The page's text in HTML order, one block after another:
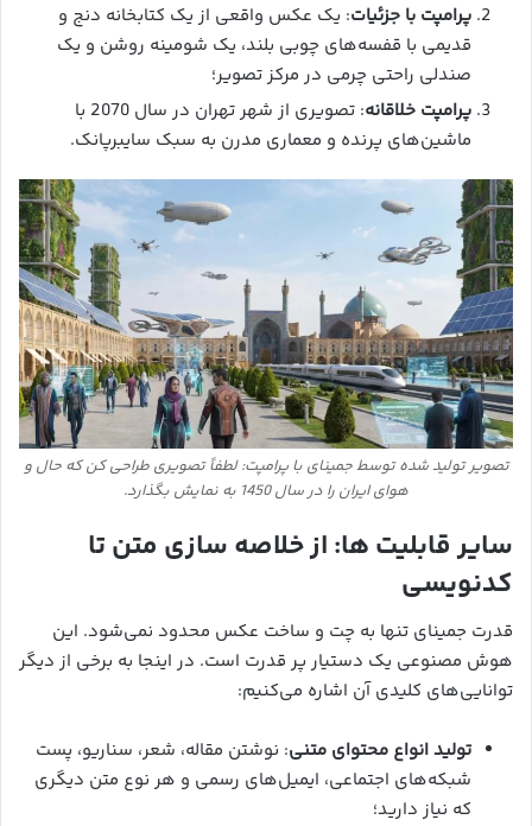
پرامپت با جزئیات: یک عکس واقعی از یک کتابخانه دنج و
قدیمی با قفسه‌های چوبی بلند، یک شومینه روشن و یک
صندلی راحتی چرمی در مرکز تصویر؛
پرامپت خلاقانه
: تصویری از شهر تهران در سال 2070 با
ماشین‌های پرنده و معماری مدرن به سبک سایبرپانک.
تصویر تولید شده توسط جمینای با پرامپت: لطفاً تصویری طراحی کن که حال و
هوای ایران را در سال 1450 به نمایش بگذارد.
سایر قابلیت ها: از خلاصه سازی متن تا
کدنویسی
قدرت جمینای تنها به چت و ساخت عکس محدود نمی‌شود. این
هوش مصنوعی یک دستیار پر قدرت است. در اینجا به برخی از دیگر
توانایی‌های کلیدی آن اشاره می‌کنیم:
تولید انواع محتوای متنی: نوشتن مقاله، شعر، سناریو، پست
شبکه‌های اجتماعی، ایمیل‌های رسمی و هر نوع متن دیگری
که نیاز دارید؛